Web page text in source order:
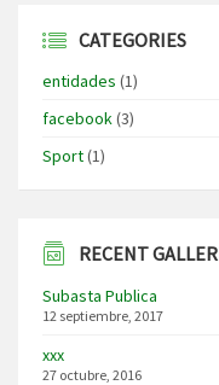
CATEGORIES
entidades (1)
facebook(3)
Sport(1)
RECENT
Subasta Publica
12 septiembre, 2017
xxx
27 octubre, 2016